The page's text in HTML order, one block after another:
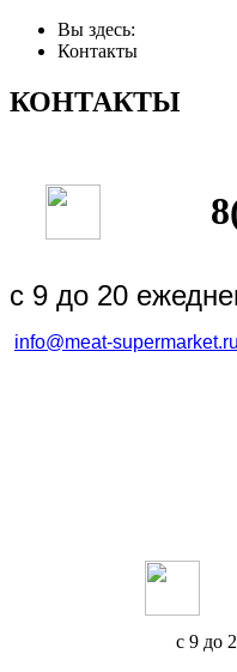
Вы здесь:
Контакты
КОНТАКТЫ
с 9 до 20
info@meat-supermarket.ru
с 9 до